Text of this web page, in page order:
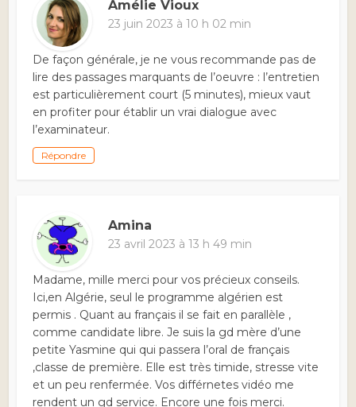
Amélie Vioux
23 juin 2023 à 10 h 02 min
De façon générale, je ne vous recommande pas de
lire des passages marquants de l’oeuvre : l’entretien
est particulièrement court (5 minutes), mieux vaut
en profiter pour établir un vrai dialogue avec
l’examinateur.
Répondre
Amina
23 avril 2023 à 13 h 49 min
Madame, mille merci pour vos précieux conseils.
Ici,en Algérie, seul le programme algérien est
permis . Quant au français il se fait en parallèle ,
comme candidate libre. Je suis la gd mère d’une
petite Yasmine qui qui passera l’oral de français
,classe de première. Elle est très timide, stresse vite
et un peu renfermée. Vos différnetes vidéo me
rendent un gd service. Encore une fois merci.